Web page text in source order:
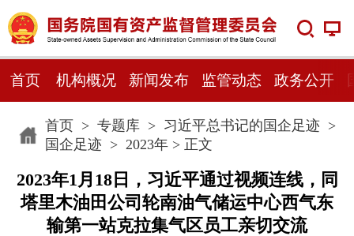
首页 机构概况 新闻发布 监管动态 政务公开
首页> 专题库> 习近平总书记的国企足迹>
国企足迹> 2023年> 正文
2023年1月18日，习近平通过视频连线，同
塔里木油田公司轮南油气储运中心西气东
输第一站克拉集气区员工亲切交流